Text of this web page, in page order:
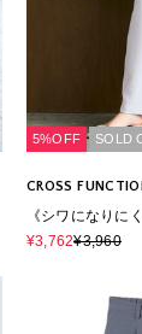
5%OFF SOLD
CROSS
《シワになりに
ンライクイージ
¥3,762¥3,960